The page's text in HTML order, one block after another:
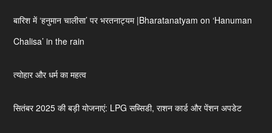
बारिश में ‘हनुमान चालीसा’ पर भरतनाट्यम |Bharatanatyam on ‘Hanuman
Chalisa’ in the rain
त्योहार और धर्म का महत्व
सितंबर 2025 की बड़ी योजनाएं: LPG सब्सिडी, राशन कार्ड और पेंशन अपडेट